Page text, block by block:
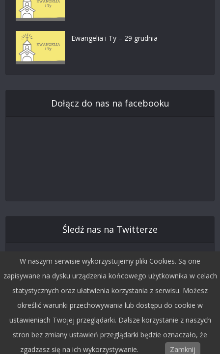
Ewangelia i Ty – 29 grudnia
Dołącz do nas na facebooku
Śledź nas na Twitterze
Copyright © 2015 by Dobra Fala.
W naszym serwisie wykorzystujemy pliki Cookies. Są one
zapisywane na dysku urządzenia końcowego użytkownika w celach
statystycznych oraz ułatwienia korzystania z serwisu. Możesz
określić warunki przechowywania lub dostępu do cookie w
ustawieniach Twojej przeglądarki. Dalsze korzystanie z naszych
stron bez zmiany ustawień przeglądarki będzie oznaczało, że
zgadzasz się na ich wykorzystywanie.
Zamknij